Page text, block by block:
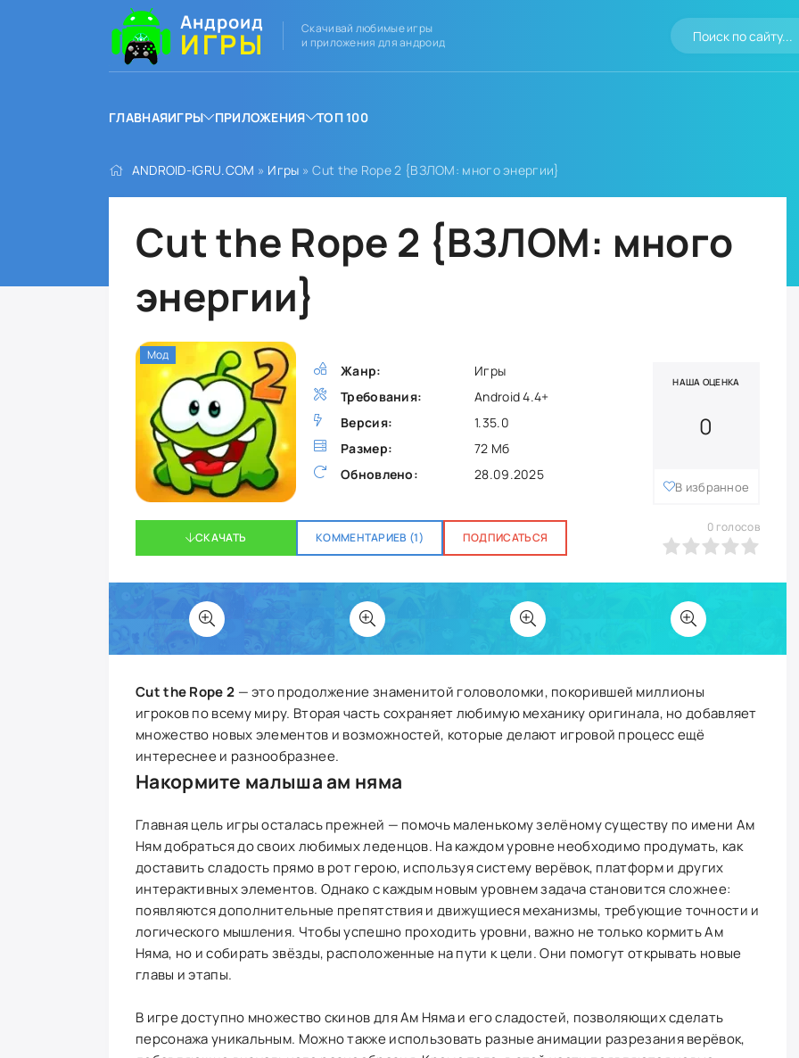
Андроид
ИГРЫ
Скачивай любимые игры
и приложения для андроид
ГЛАВНАЯИГРЫ ПРИЛОЖЕНИЯ ТОП 100
ANDROID-IGRU.COM » Игры » Cut the Rope 2 {ВЗЛОМ: много энергии}
Cut the Rope 2 {ВЗЛОМ: много
энергии}
Жанр:
Игры
Требования:
Android 4.4+
Версия:
1.35.0
Размер:
72 Мб
Обновлено:
28.09.2025
НАША ОЦЕНКА
0
В избранное
СКАЧАТЬ КОММЕНТАРИЕВ (1) ПОДПИСАТЬСЯ
0
0 голосов
Мод
Cut the Rope 2 — это продолжение знаменитой головоломки, покорившей миллионы
игроков по всему миру. Вторая часть сохраняет любимую механику оригинала, но добавляет
множество новых элементов и возможностей, которые делают игровой процесс ещё
интереснее и разнообразнее.
Накормите малыша ам няма
Главная цель игры осталась прежней — помочь маленькому зелёному существу по имени Ам
Ням добраться до своих любимых леденцов. На каждом уровне необходимо продумать, как
доставить сладость прямо в рот герою, используя систему верёвок, платформ и других
интерактивных элементов. Однако с каждым новым уровнем задача становится сложнее:
появляются дополнительные препятствия и движущиеся механизмы, требующие точности и
логического мышления. Чтобы успешно проходить уровни, важно не только кормить Ам
Няма, но и собирать звёзды, расположенные на пути к цели. Они помогут открывать новые
главы и этапы.
В игре доступно множество скинов для Ам Няма и его сладостей, позволяющих сделать
персонажа уникальным. Можно также использовать разные анимации разрезания верёвок,